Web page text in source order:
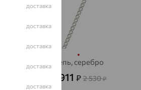
Цепь, серебро
911 ₽ 2 530₽
доставка
доставка
доставка
доставка
доставка